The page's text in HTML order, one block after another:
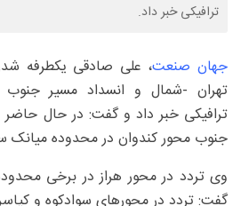
ترافیکی خبر داد.
جهان صنعت، علی صادقی یکطرفه
تهران -شمال و انسداد مسیر جنوب
ترافیکی خبر داد و گفت: در حال
جنوب محور کندوان در محدوده
وی تردد در محور هراز در برخی
گفت: تردد در محورهای سوادکوه و